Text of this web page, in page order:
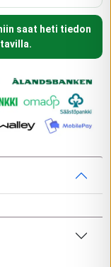
saat heti tiedon